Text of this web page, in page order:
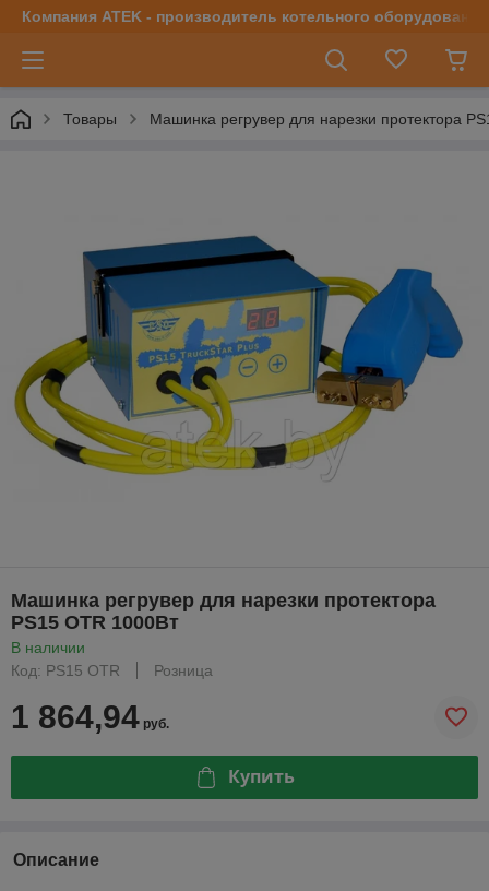
Компания ATEK - производитель котельного оборудования
Товары Машинка регрувер для нарезки протектора
Машинка регрувер для нарезки протектора
PS15 OTR 1000Вт
В наличии
Код: PS15 OTR
Розница
1 864,94 руб.
Купить
Описание